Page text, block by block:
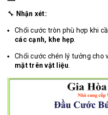
🔧 Nhận xét:
Chổi cước tròn phù hợp khi
các cạnh, khe hẹp
Chổi cước chén lý tưởng cho
mặt trên vật liệu